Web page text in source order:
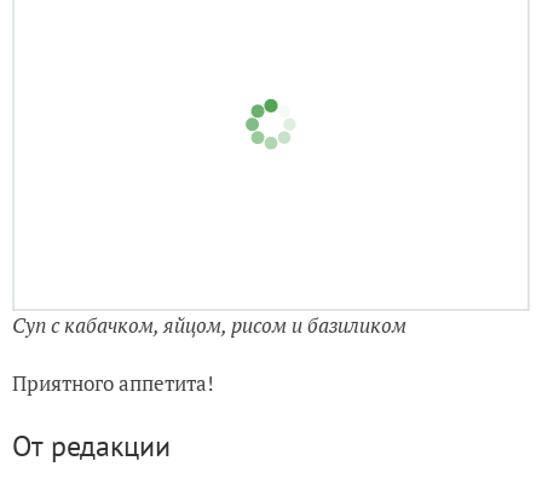
Суп с кабачком, яйцом, рисом и базиликом
Приятного аппетита!
От редакции